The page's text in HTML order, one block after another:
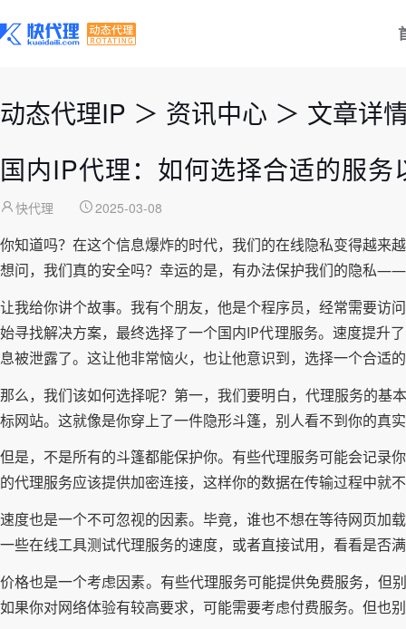
动态代理IP ＞ 资讯中心 ＞ 文章详
国内IP代理：如何选择合适的服
快代理 2025-03-08
你知道吗？在这个信息爆炸的时代，我们的在线隐私变得越来
想问，我们真的安全吗？幸运的是，有办法保护我们的隐私
让我给你讲个故事。我有个朋友，他是个程序员，经常需要访
始寻找解决方案，最终选择了一个国内IP代理服务。速度提升
息被泄露了。这让他非常恼火，也让他意识到，选择一个合适
那么，我们该如何选择呢？第一，我们要明白，代理服务的基
标网站。这就像是你穿上了一件隐形斗篷，别人看不到你的真
但是，不是所有的斗篷都能保护你。有些代理服务可能会记录
的代理服务应该提供加密连接，这样你的数据在传输过程中就
速度也是一个不可忽视的因素。毕竟，谁也不想在等待网页加
一些在线工具测试代理服务的速度，或者直接试用，看看是否
价格也是一个考虑因素。有些代理服务可能提供免费服务，但
如果你对网络体验有较高要求，可能需要考虑付费服务。但也